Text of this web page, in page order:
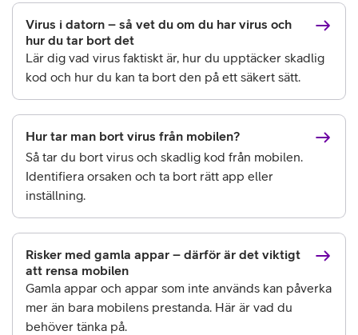
Virus i datorn – så vet du om du har virus och
hur du tar bort det
Lär dig vad virus faktiskt är, hur du upptäcker skadlig
kod och hur du kan ta bort den på ett säkert sätt.
Hur tar man bort virus från mobilen?
Så tar du bort virus och skadlig kod från mobilen.
Identifiera orsaken och ta bort rätt app eller
inställning.
Risker med gamla appar – därför är det viktigt
att rensa mobilen
Gamla appar och appar som inte används kan påverka
mer än bara mobilens prestanda. Här är vad du
behöver tänka på.